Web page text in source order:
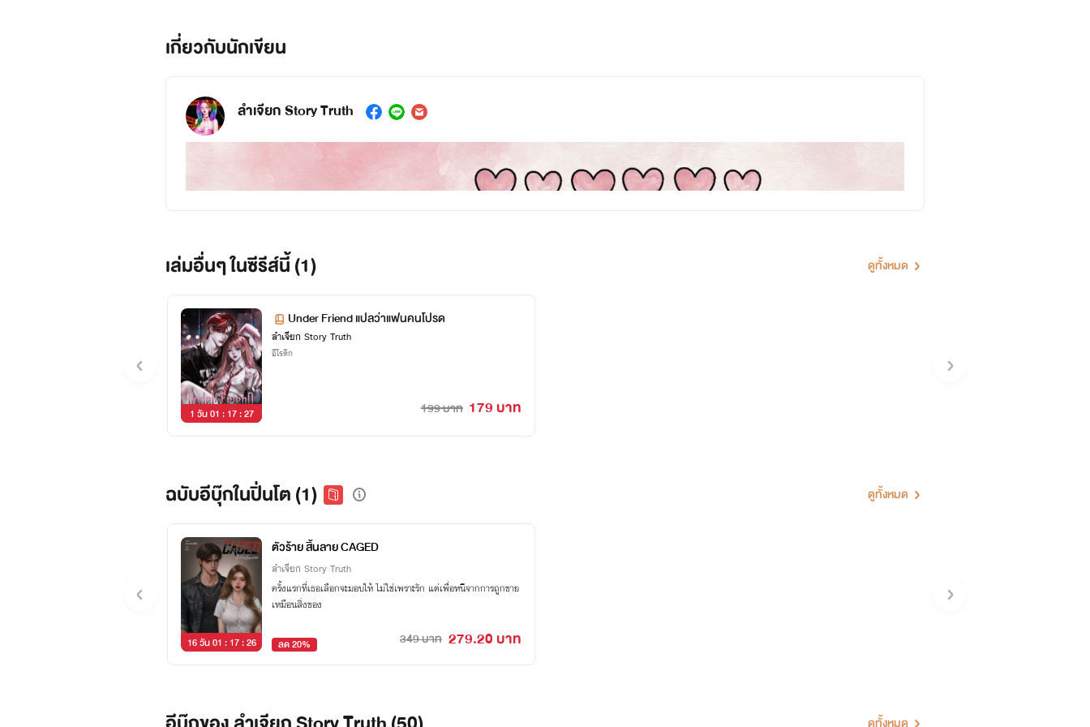
เกี่ยวกับนักเขียน
ลำเจียก Story Truth
เล่มอื่นๆ ในซีรีส์นี้ (1) ดูทั้งหมด
1 วัน 01 : 17 : 26
Under Friend แปลว่าแฟนคนโปรด
ลำเจียก Story Truth
อีโรติก
199 บาท 179 บาท
ฉบับอีบุ๊กในปิ่นโต (1) ดูทั้งหมด
16 วัน 01 : 17 : 26
ตัวร้าย สิ้นลาย CAGED
ลำเจียก Story Truth
ครั้งแรกที่เธอเลือกจะมอบให้ ไม่ใช่เพราะรัก แต่เพื่อหนีจากการถูกขาย
เหมือนสิ่งของ
ลด 20% 349 บาท 279.20 บาท
ดูทั้งหมด